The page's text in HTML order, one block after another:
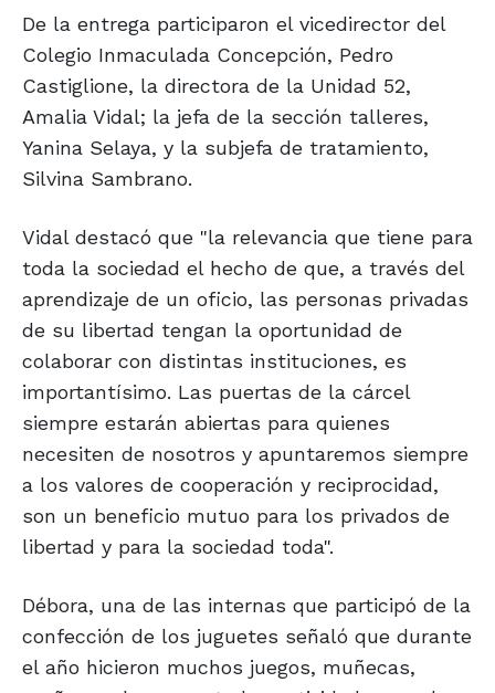
De la entrega participaron el vicedirector del
Colegio Inmaculada Concepción, Pedro
Castiglione, la directora de la Unidad 52,
Amalia Vidal; la jefa de la sección talleres,
Yanina Selaya, y la subjefa de tratamiento,
Silvina Sambrano.
Vidal destacó que "la relevancia que tiene para
toda la sociedad el hecho de que, a través del
aprendizaje de un oficio, las personas privadas
de su libertad tengan la oportunidad de
colaborar con distintas instituciones, es
importantísimo. Las puertas de la cárcel
siempre estarán abiertas para quienes
necesiten de nosotros y apuntaremos siempre
a los valores de cooperación y reciprocidad,
son un beneficio mutuo para los privados de
libertad y para la sociedad toda".
Débora, una de las internas que participó de la
confección de los juguetes señaló que durante
el año hicieron muchos juegos, muñecas,